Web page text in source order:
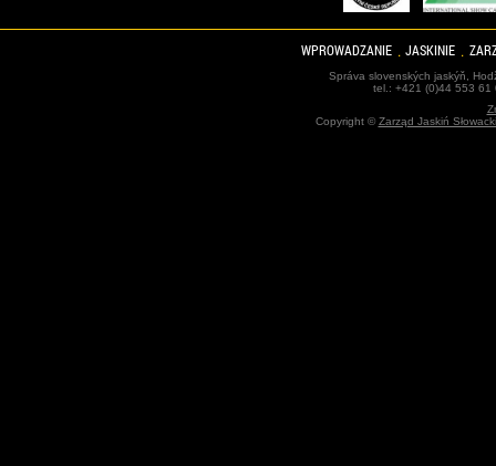
WPROWADZANIE JASKINIE
Správa slovenských jaskýň,
tel.: +421 (0)44 553
Copyright ©Zarząd Jaskiń